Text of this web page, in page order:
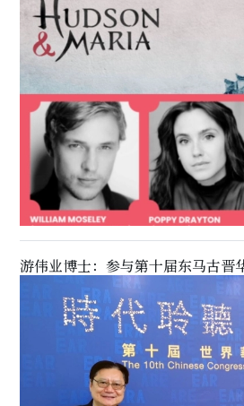
游伟业博士：参与第十届东马古晋